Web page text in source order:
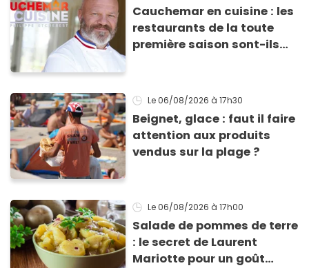
Cauchemar en cuisine : les
restaurants de la toute
première saison sont-ils
Le 06/08/2026 à 17h30
Beignet, glace : faut il faire
attention aux produits
vendus sur la plage ?
Le 06/08/2026 à 17h00
Salade de pommes de terre
: le secret de Laurent
Mariotte pour un goût